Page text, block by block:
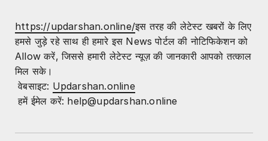
https://updarshan.online/इस तरह की लेटेस्ट खबरों के लिए
हमसे जुड़े रहे साथ ही हमारे इस News पोर्टल की नोटिफिकेशन को
Allow करें, जिससे हमारी लेटेस्ट न्यूज़ की जानकारी आपको तत्काल
मिल सके।
वेबसाइट: Updarshan.online
हमें ईमेल करें: help@updarshan.online